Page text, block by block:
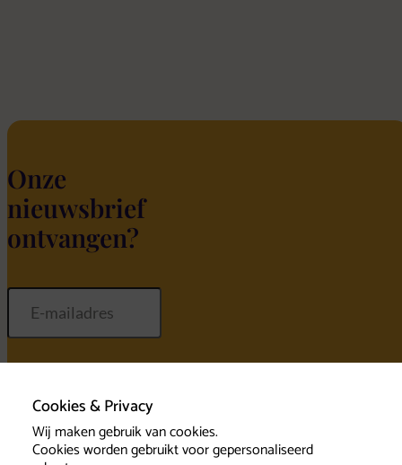
Cookies & Privacy
Wij maken gebruik van cookies.
Cookies worden gebruikt voor gepersonaliseerd
Onze
nieuwsbrief
ontvangen?